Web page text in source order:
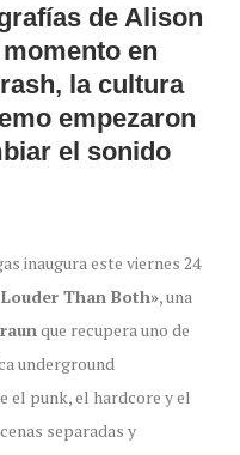
de Alison
en
la cultura
empezaron
el sonido
inaugura este viernes 24
Than Both», una
que recupera uno de
underground
el punk, el hardcore y el
separadas y